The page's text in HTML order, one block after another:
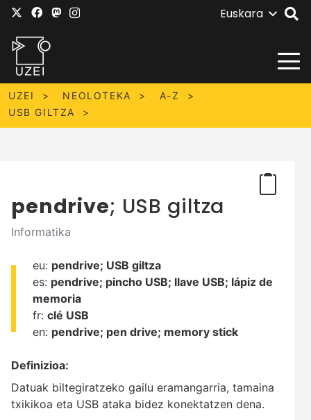
Euskara
UZEI NEOLOTEKA
A-Z
USB GILTZA
pendrive; USB giltza
Informatika
eu: pendrive; USB giltza
es: pendrive; pincho USB; llave USB; lápiz de
memoria
fr: clé USB
en: pendrive; pen drive; memory stick
Definizioa:
Datuak biltegiratzeko gailu eramangarria, tamaina
txikikoa eta USB ataka bidez konektatzen dena.